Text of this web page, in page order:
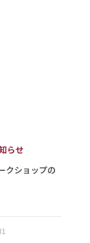
らせ
クショップの